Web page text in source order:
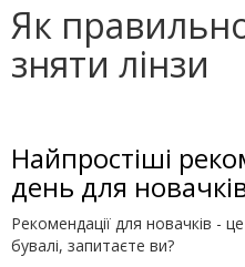
Як
зняти лінзи
Найпростіші
день для
Рекомендації для новачків -
бувалі, запитаєте ви?